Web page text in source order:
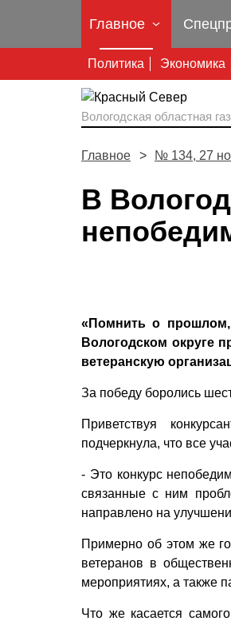
Главное
Политика Экономика
Вологодская областная
Главное № 134, 27
В
«Помнить о
Вологодском округе
ветеранскую
За победу боролись
Приветствуя
подчеркнула, что все
- Это конкурс
связанные с ним
направлено на
Примерно об этом же
ветеранов в
мероприятиях, а также
Что же касается